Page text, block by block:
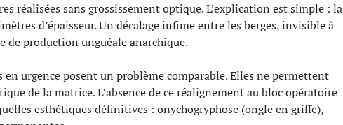
réalisées sans grossissement optique. L’explication est simple : la
d’épaisseur. Un décalage infime entre les berges, invisible à
de production unguéale anarchique.
en urgence posent un problème comparable. Elles ne permettent
de la matrice. L’absence de ce réalignement au bloc opératoire
esthétiques définitives : onychogryphose (ongle en griffe),